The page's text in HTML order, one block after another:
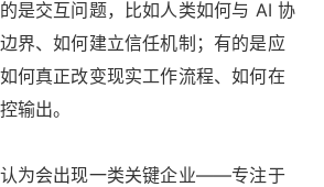
是交互问题，比如人类如何与 AI 协
界、如何建立信任机制；有的是应
何真正改变现实工作流程、如何在
输出。
为会出现一类关键企业——专注于